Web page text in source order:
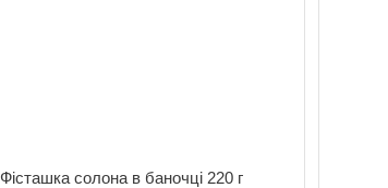
Фісташка солона в баночці 220 г